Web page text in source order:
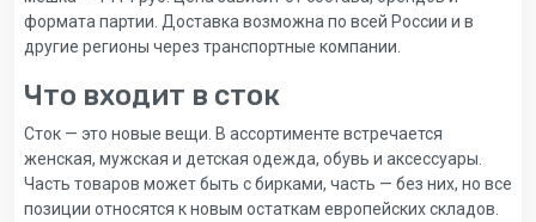
формата партии. Доставка возможна по всей России и в
другие регионы через транспортные компании.
Что входит в сток
Сток — это новые вещи. В ассортименте встречается
женская, мужская и детская одежда, обувь и аксессуары.
Часть товаров может быть с бирками, часть — без них, но все
позиции относятся к новым остаткам европейских складов.